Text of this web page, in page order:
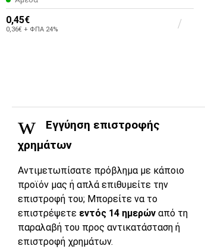
0,45€
0,36€ + ΦΠΑ 24%
Εγγύηση επιστροφής
χρημάτων
Αντιμετωπίσατε πρόβλημα με κάποιο
προϊόν μας ή απλά επιθυμείτε την
επιστροφή του; Μπορείτε να το
επιστρέψετε εντός 14 ημερών από τη
παραλαβή του προς αντικατάσταση ή
επιστροφή χρημάτων.